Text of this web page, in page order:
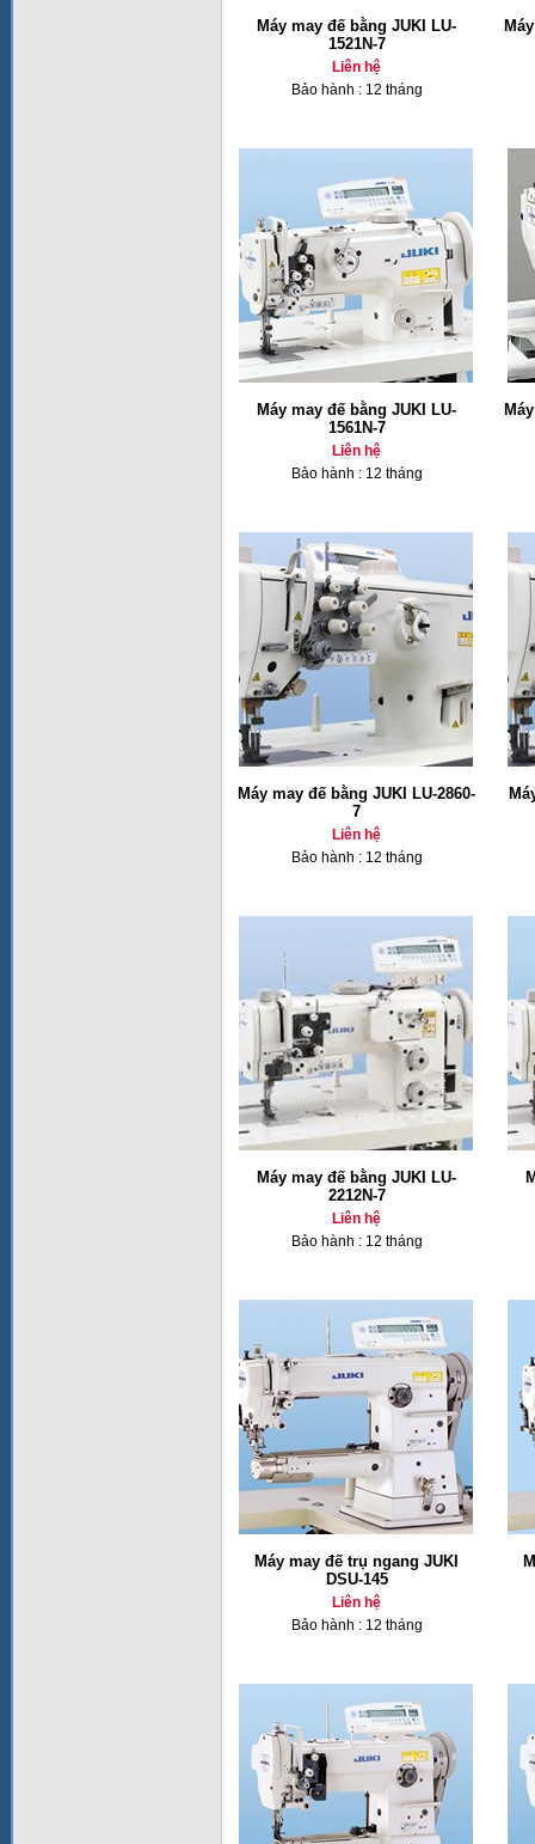
Máy may đế bằng JUKI LU-
1521N-7
Liên hệ
Bảo hành : 12 tháng
Máy may đế bằng JUKI LU-
1561N-7
Liên hệ
Bảo hành : 12 tháng
Máy may đế bằng JUKI LU-2860-
7
Liên hệ
Bảo hành : 12 tháng
Máy may đế bằng JUKI LU-
2212N-7
Liên hệ
Bảo hành : 12 tháng
Máy may đế trụ ngang JUKI
DSU-145
Liên hệ
Bảo hành : 12 tháng